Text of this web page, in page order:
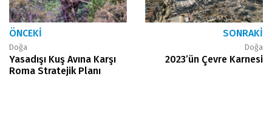
ÖNCEKI
Doğa
Yasadışı Kuş Avına Karşı
Roma Stratejik Planı
SONRAKI
Doğa
2023’ün Çevre Karnesi